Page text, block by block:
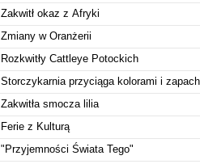
Zakwitł okaz z Afryki
Zmiany w Oranżerii
Rozkwitły Cattleye Potockich
Storczykarnia przyciąga kolorami i
Zakwitła smocza lilia
Ferie z Kulturą
"Przyjemności Świata Tego"